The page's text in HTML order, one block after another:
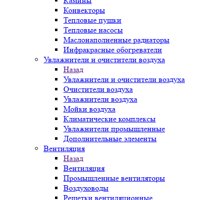
Конвекторы
Тепловые пушки
Тепловые насосы
Маслонаполненные радиаторы
Инфракрасные обогреватели
Увлажнители и очистители воздуха
Назад
Увлажнители и очистители воздуха
Очистители воздуха
Увлажнители воздуха
Мойки воздуха
Климатические комплексы
Увлажнители промышленные
Дополнительные элементы
Вентиляция
Назад
Вентиляция
Промышленные вентиляторы
Воздуховоды
Решетки вентиляционные